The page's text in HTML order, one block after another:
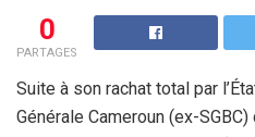
0
PARTAGES
Suite à son rachat total par
Générale Cameroun (ex-